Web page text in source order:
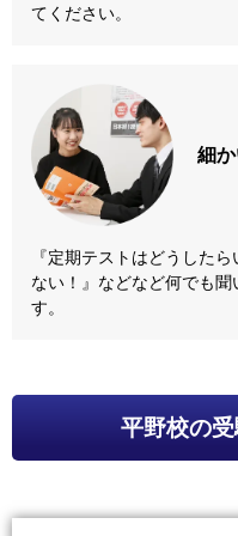
てください。
細
『定期テストはどうした
ない！』などなど何でも
す。
平野校の